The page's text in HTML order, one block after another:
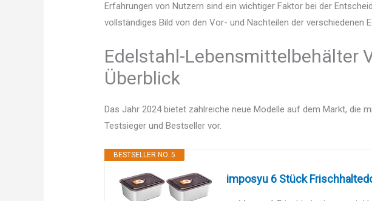
Erfahrungen von Nutzern sind ein wichtiger Faktor bei der
vollständiges Bild von den Vor- und Nachteilen der verschiedenen
Edelstahl-Lebensmittelbehälter
Überblick
Das Jahr 2024 bietet zahlreiche neue Modelle auf dem Markt, die
Testsieger und Bestseller vor.
BESTSELLER NO. 5
imposyu 6 Stück